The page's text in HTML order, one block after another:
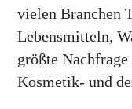
vielen Branchen
Lebensmitteln,
größte
Kosmetik- und